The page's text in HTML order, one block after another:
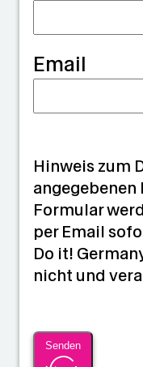
Email
Hinweis zum
angegebenen
Formular
per Email
Do it!
nicht und
Senden